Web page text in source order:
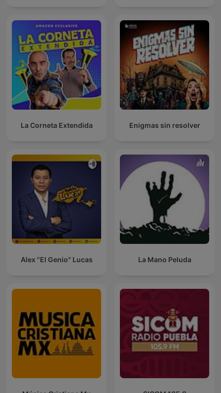
La Corneta Extendida Enigmas sin resolver
Alex "El Genio" Lucas La Mano Peluda